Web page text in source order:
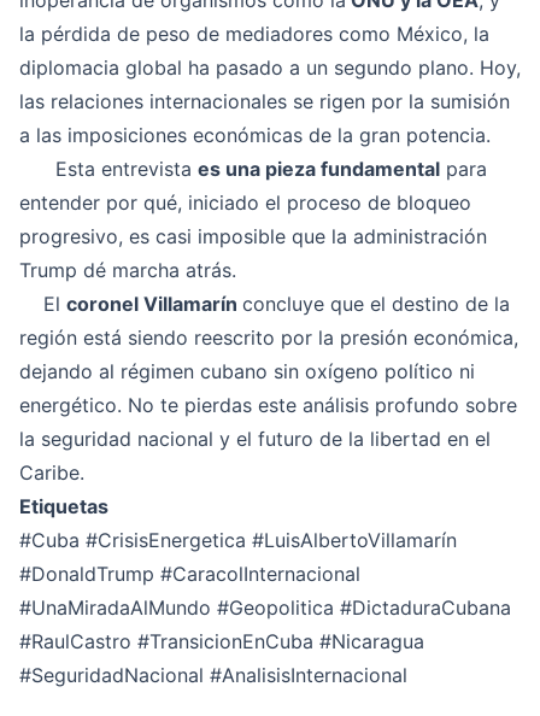
la pérdida de peso de mediadores como México, la
diplomacia global ha pasado a un segundo plano. Hoy,
las relaciones internacionales se rigen por la sumisión
a las imposiciones económicas de la gran potencia.
Esta entrevista es una pieza fundamental para
entender por qué, iniciado el proceso de bloqueo
progresivo, es casi imposible que la administración
Trump dé marcha atrás.
El coronel Villamarín concluye que el destino de la
región está siendo reescrito por la presión económica,
dejando al régimen cubano sin oxígeno político ni
energético. No te pierdas este análisis profundo sobre
la seguridad nacional y el futuro de la libertad en el
Caribe.
Etiquetas
#Cuba #CrisisEnergetica #LuisAlbertoVillamarín
#DonaldTrump #CaracolInternacional
#UnaMiradaAlMundo #Geopolitica #DictaduraCubana
#RaulCastro #TransicionEnCuba #Nicaragua
#SeguridadNacional #AnalisisInternacional